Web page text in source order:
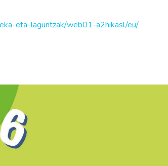
eta-laguntzak/web01-a2hikasl/eu/